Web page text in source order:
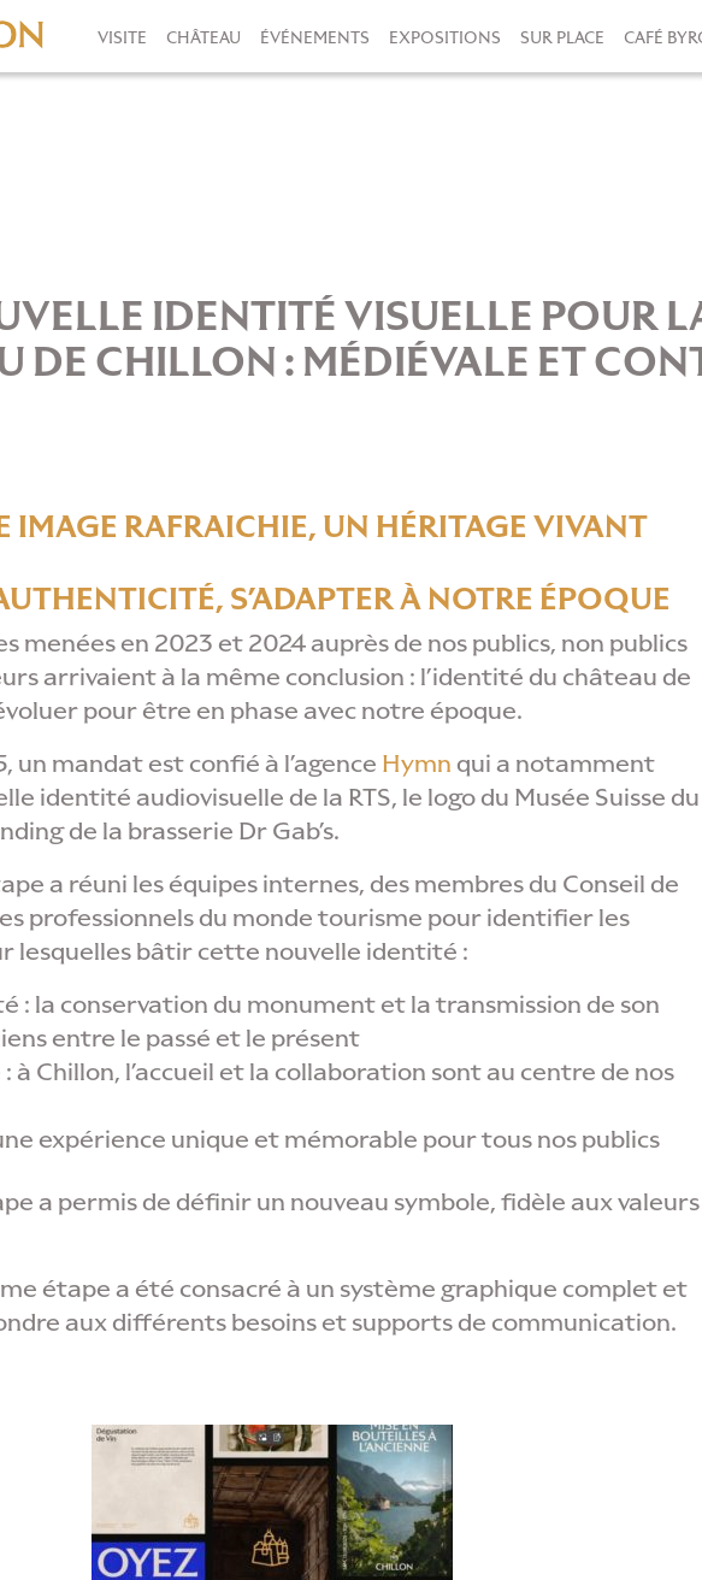
VISITE CHÂTEAU ÉVÉNEMENTS EXPOSITIONS SUR PLACE CAFÉ
IDENTITÉ VISUELLE POUR
DE CHILLON : MÉDIÉVALE ET
IMAGE RAFRAICHIE, UN HÉRITAGE VIVANT
S’ADAPTER À NOTRE ÉPOQUE
menées en 2023 et 2024 auprès de nos publics, non publics
arrivaient à la même conclusion : l’identité du château de
pour être en phase avec notre époque.
un mandat est confié à l’agence Hymn qui a notamment
identité audiovisuelle de la RTS, le logo du Musée Suisse du
de la brasserie Dr Gab’s.
a réuni les équipes internes, des membres du Conseil de
professionnels du monde tourisme pour identifier les
lesquelles bâtir cette nouvelle identité :
: la conservation du monument et la transmission de son
entre le passé et le présent
: à Chillon, l’accueil et la collaboration sont au centre de nos
expérience unique et mémorable pour tous nos publics
a permis de définir un nouveau symbole, fidèle aux valeurs
étape a été consacré à un système graphique complet et
aux différents besoins et supports de communication.